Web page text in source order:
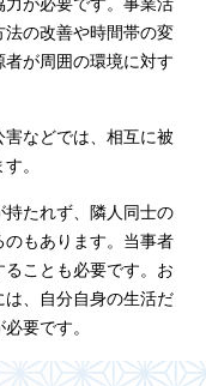
が必要です。事業活
の改善や時間帯の変
が周囲の環境に対す
などでは、相互に被
。
持たれず、隣人同士の
のもあります。当事者
ことも必要です。お
、自分自身の生活だ
要です。